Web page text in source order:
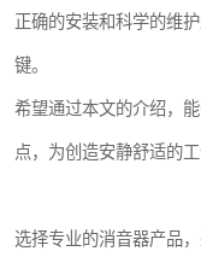
正确的安装和科学的维
键。
希望通过本文的介绍，
点，为创造安静舒适的
选择专业的消音器产品